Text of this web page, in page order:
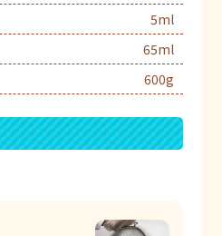
5ml
65ml
600g